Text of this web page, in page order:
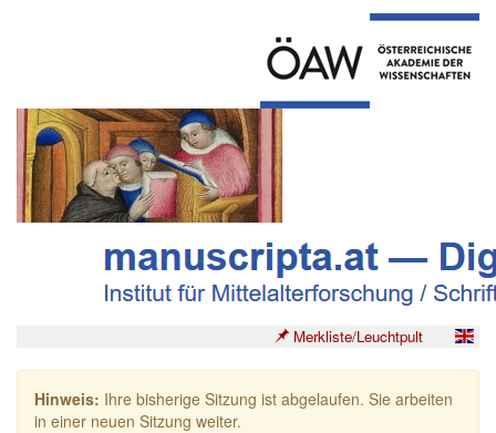
Merkliste/Leuchtpult
Hinweis: Ihre bisherige Sitzung ist abgelaufen. Sie arbeiten
in einer neuen Sitzung weiter.